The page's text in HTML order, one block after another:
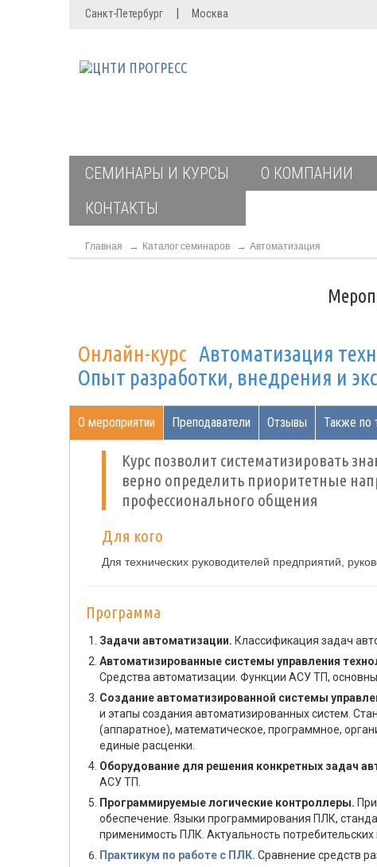
Санкт-Петербург | Москва
СЕМИНАРЫ И КУРСЫ О КОМПАНИИ
КОНТАКТЫ
Главная Каталог семинаров Автоматизация
Онлайн-курс Автоматизация
Опыт разработки, внедрения и
О мероприятии Преподаватели Отзывы Также по
Курс позволит систематизировать
верно определить приоритетные
профессионального общения
Для кого
Для технических руководителей предприятий,
Программа
Задачи автоматизации. Классификация задач
Автоматизированные системы управления
Средства автоматизации. Функции АСУ ТП,
Создание автоматизированной системы
и этапы создания автоматизированных систем.
(аппаратное), математическое, программное,
единые расценки.
Оборудование для решения конкретных задач
АСУ ТП.
Программируемые логические контроллеры.
обеспечение. Языки программирования ПЛК,
применимость ПЛК. Актуальность
Практикум по работе с ПЛК. Сравнение средств